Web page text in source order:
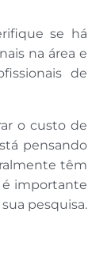
se há
na área e
de
o custo de
pensando
têm
é importante
pesquisa.